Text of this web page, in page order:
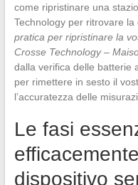
come ripristinare una
Technology per ritrovare
pratica per ripristinare la
Crosse Technology –
dalla verifica delle batterie
per rimettere in sesto il
l’accuratezza delle
Le fasi
dispositivo